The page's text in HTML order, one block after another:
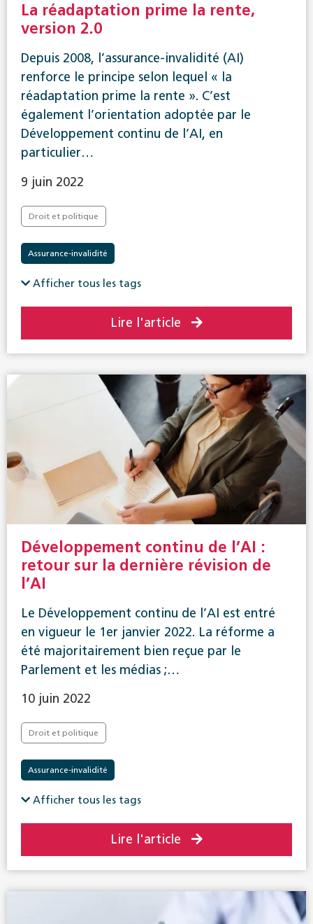
La réadaptation prime la rente,
version 2.0
Depuis 2008, l’assurance-invalidité (AI)
renforce le principe selon lequel « la
réadaptation prime la rente ». C’est
également l’orientation adoptée par le
Développement continu de l’AI, en
particulier…
9 juin 2022
Droit et politique
Assurance-invalidité
Afficher tous les tags
Lire l'article
Développement continu de l’AI :
retour sur la dernière révision de
l’AI
Le Développement continu de l’AI est entré
en vigueur le 1er janvier 2022. La réforme a
été majoritairement bien reçue par le
Parlement et les médias ;…
10 juin 2022
Droit et politique
Assurance-invalidité
Afficher tous les tags
Lire l'article